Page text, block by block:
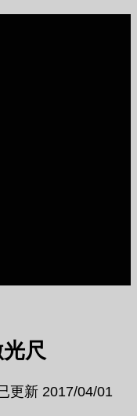
尺
更新 2017/04/01